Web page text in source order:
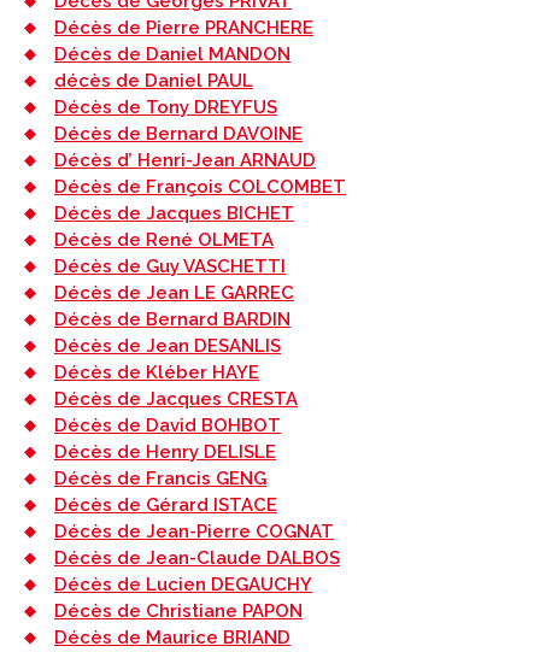
Décès de Pierre PRANCHERE
Décès de Daniel MANDON
décès de Daniel PAUL
Décès de Tony DREYFUS
Décès de Bernard DAVOINE
Décès d’ Henri-Jean ARNAUD
Décès de François COLCOMBET
Décès de Jacques BICHET
Décès de René OLMETA
Décès de Guy VASCHETTI
Décès de Jean LE GARREC
Décès de Bernard BARDIN
Décès de Jean DESANLIS
Décès de Kléber HAYE
Décès de Jacques CRESTA
Décès de David BOHBOT
Décès de Henry DELISLE
Décès de Francis GENG
Décès de Gérard ISTACE
Décès de Jean-Pierre COGNAT
Décès de Jean-Claude DALBOS
Décès de Lucien DEGAUCHY
Décès de Christiane PAPON
Décès de Maurice BRIAND